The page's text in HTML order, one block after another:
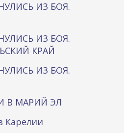
ИЗ БОЯ.
ИЗ БОЯ.
КРАЙ
ИЗ БОЯ.
В МАРИЙ ЭЛ
Карелии